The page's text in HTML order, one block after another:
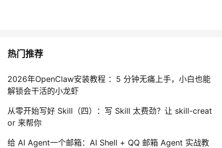
热门推荐
2026年OpenClaw安装教程 ：5 分钟无痛上手，小白也能
解锁会干活的小龙虾
从零开始写好 Skill（四）：写 Skill 太费劲？让 skill-creat
or 来帮你
给 AI Agent一个邮箱：AI Shell + QQ 邮箱 Agent 实战教